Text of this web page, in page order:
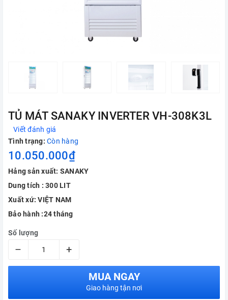
TỦ MÁT SANAKY INVERTER VH-308K3L
Viết đánh giá
Tình trạng: Còn hàng
10.050.000₫
Hảng sản xuất: SANAKY
Dung tích : 300 LIT
Xuất xứ: VIỆT NAM
Bảo hành :24 tháng
Số lượng
– +
MUA NGAY
Giao hàng tận nơi